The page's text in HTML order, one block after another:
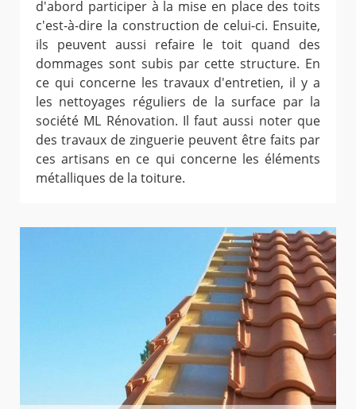
d'abord participer à la mise en place des toits
c'est-à-dire la construction de celui-ci. Ensuite,
ils peuvent aussi refaire le toit quand des
dommages sont subis par cette structure. En
ce qui concerne les travaux d'entretien, il y a
les nettoyages réguliers de la surface par la
société ML Rénovation. Il faut aussi noter que
des travaux de zinguerie peuvent être faits par
ces artisans en ce qui concerne les éléments
métalliques de la toiture.